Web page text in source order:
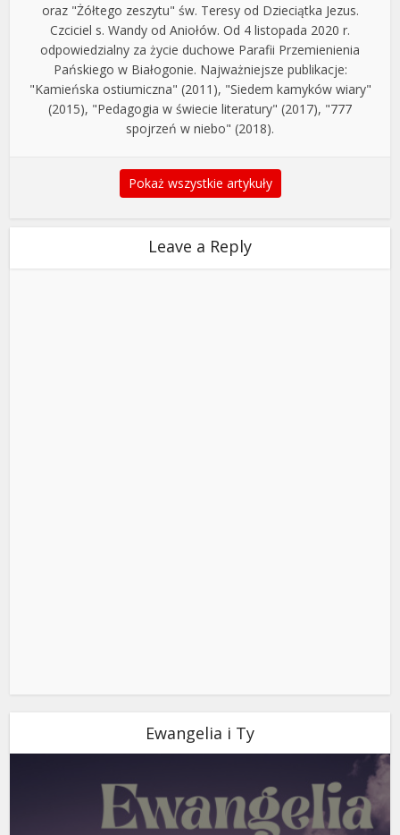
oraz "Żółtego zeszytu" św. Teresy od Dzieciątka Jezus.
Czciciel s. Wandy od Aniołów. Od 4 listopada 2020 r.
odpowiedzialny za życie duchowe Parafii Przemienienia
Pańskiego w Białogonie. Najważniejsze publikacje:
"Kamieńska ostiumiczna" (2011), "Siedem kamyków wiary"
(2015), "Pedagogia w świecie literatury" (2017), "777
spojrzeń w niebo" (2018).
Pokaż wszystkie artykuły
Leave a Reply
Ewangelia i Ty